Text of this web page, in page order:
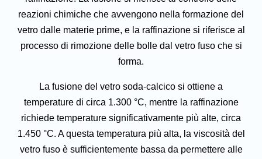
reazioni chimiche che avvengono nella formazione del
vetro dalle materie prime, e la raffinazione si riferisce al
processo di rimozione delle bolle dal vetro fuso che si
forma.
La fusione del vetro soda-calcico si ottiene a
temperature di circa 1.300 °C, mentre la raffinazione
richiede temperature significativamente più alte, circa
1.450 °C. A questa temperatura più alta, la viscosità del
vetro fuso è sufficientemente bassa da permettere alle